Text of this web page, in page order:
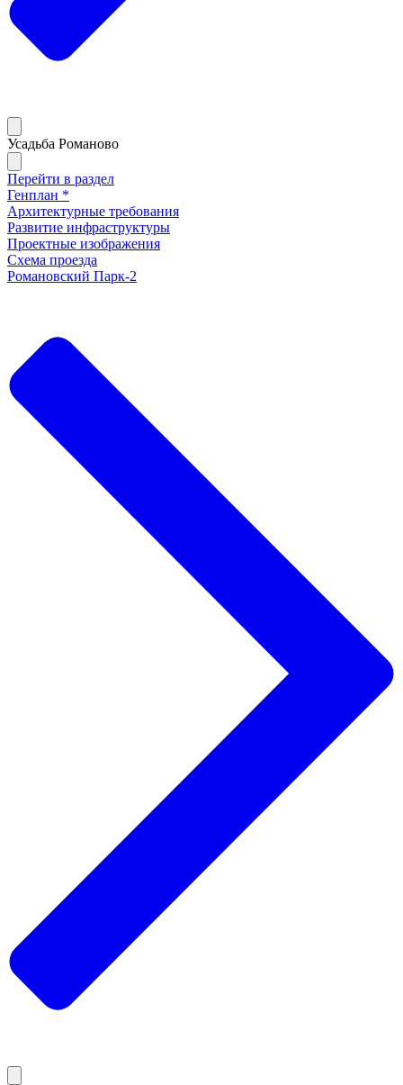
Усадьба Романово
Перейти в раздел
Генплан *
Архитектурные требования
Развитие инфраструктуры
Проектные изображения
Схема проезда
Романовский Парк-2